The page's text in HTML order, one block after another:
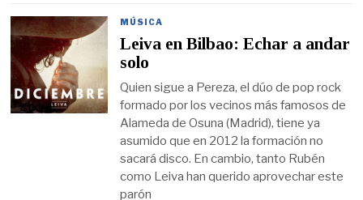
MÚSICA
Leiva en Bilbao: Echar a andar
solo
Quien sigue a Pereza, el dúo de pop rock
formado por los vecinos más famosos de
Alameda de Osuna (Madrid), tiene ya
asumido que en 2012 la formación no
sacará disco. En cambio, tanto Rubén
como Leiva han querido aprovechar este
parón